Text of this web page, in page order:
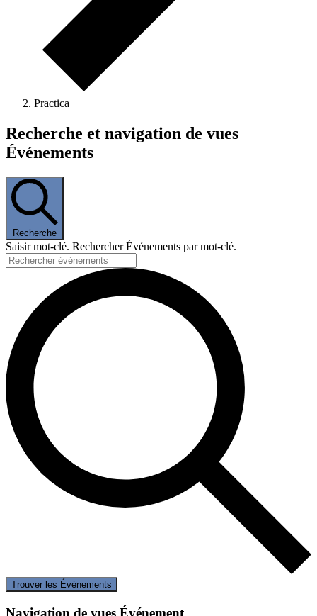
Practica
Événements
for
avril
2025
Recherche et navigation de vues
Événements
Recherche
Saisir mot-clé. Rechercher Événements par mot-clé.
Trouver les Événements
Navigation de vues Événement